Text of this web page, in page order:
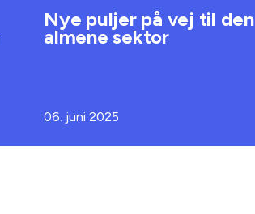
Nye puljer på vej til den
almene sektor
06. juni 2025